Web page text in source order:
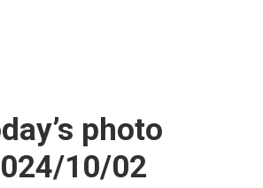
photo
10/02